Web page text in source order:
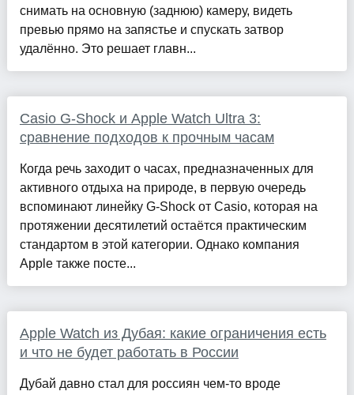
снимать на основную (заднюю) камеру, видеть
превью прямо на запястье и спускать затвор
удалённо. Это решает главн...
Casio G-Shock и Apple Watch Ultra 3:
сравнение подходов к прочным часам
Когда речь заходит о часах, предназначенных для
активного отдыха на природе, в первую очередь
вспоминают линейку G-Shock от Casio, которая на
протяжении десятилетий остаётся практическим
стандартом в этой категории. Однако компания
Apple также посте...
Apple Watch из Дубая: какие ограничения есть
и что не будет работать в России
Дубай давно стал для россиян чем-то вроде